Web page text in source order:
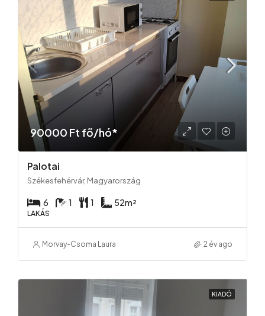
90000 Ft fő/hó*
Palotai
Székesfehérvár, Magyarország
6 1 1 52m²
LAKÁS
Morvay-Csoma Laura 2 év ago
KIADÓ